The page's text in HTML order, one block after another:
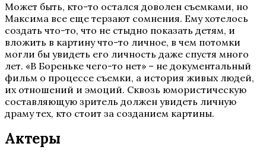
Может быть, кто-то остался доволен съемками, но
Максима все еще терзают сомнения. Ему хотелось
создать что-то, что не стыдно показать детям, и
вложить в картину что-то личное, в чем потомки
могли бы увидеть его личность даже спустя много
лет. «В Бореньке чего-то нет» – не документальный
фильм о процессе съемки, а история живых людей,
их отношений и эмоций. Сквозь юмористическую
составляющую зритель должен увидеть личную
драму тех, кто стоит за созданием картины.
Актеры